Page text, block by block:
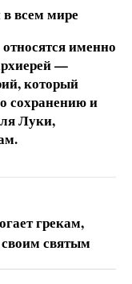
всем мире
именно
—
который
сохранению и
Луки,
грекам,
святым